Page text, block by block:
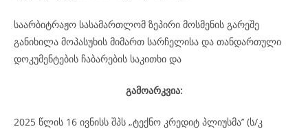
საარბიტრაჟო სასამართლომ ზეპირი მოსმენის გარეშე
განიხილა მოპასუხის მიმართ სარჩელისა და თანდართული
დოკუმენტების ჩაბარების საკითხი და
გამოარკვია:
2025 წლის 16 ივნისს შპს „ტექნო კრედიტ პლიუსმა’’ (ს/კ